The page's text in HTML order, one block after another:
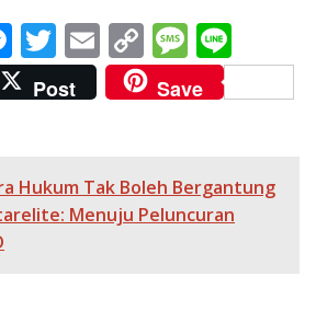
M
e
ss
n
g
T
w
itt
E
m
ai
C
o
p
Li
n
M
e
ss
g
e
n
e
Post Save
Hukum Tak Boleh Bergantung
Menuju Peluncuran